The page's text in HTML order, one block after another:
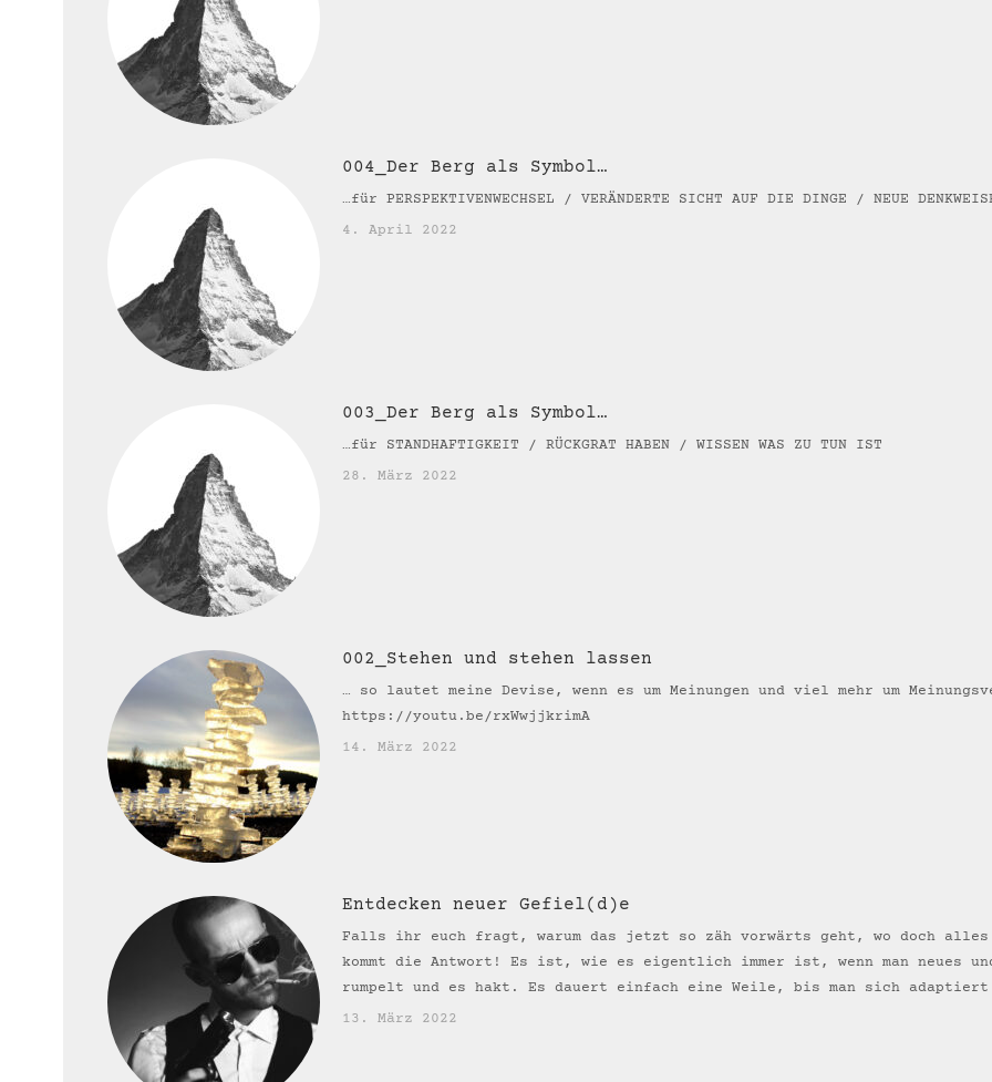
004_Der Berg als Symbol…
…für PERSPEKTIVENWECHSEL / VERÄNDERTE SICHT AUF DIE DINGE / NEUE
4. April 2022
003_Der Berg als Symbol…
…für STANDHAFTIGKEIT / RÜCKGRAT HABEN / WISSEN WAS ZU TUN IST
28. März 2022
002_Stehen und stehen lassen
… so lautet meine Devise, wenn es um Meinungen und viel mehr um
https://youtu.be/rxWwjjkrimA
14. März 2022
Entdecken neuer Gefiel(d)e
Falls ihr euch fragt, warum das jetzt so zäh vorwärts geht, wo doch alles
kommt die Antwort! Es ist, wie es eigentlich immer ist, wenn man neues
rumpelt und es hakt. Es dauert einfach eine Weile, bis man sich
13. März 2022